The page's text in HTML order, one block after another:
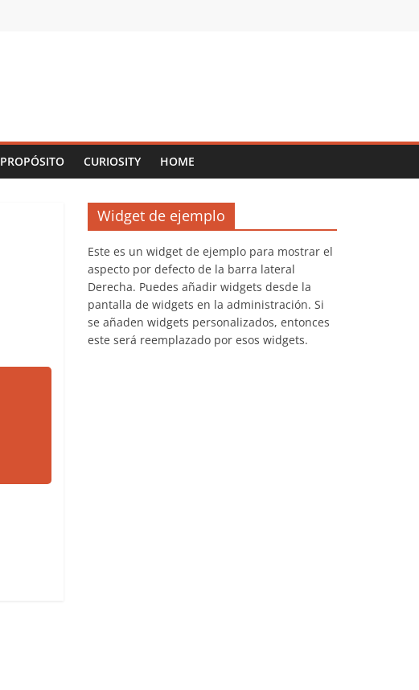
PROPÓSITO CURIOSITY HOME
Widget de ejemplo
Este es un widget de ejemplo para mostrar el
aspecto por defecto de la barra lateral
Derecha. Puedes añadir widgets desde la
pantalla de widgets en la administración. Si
se añaden widgets personalizados, entonces
este será reemplazado por esos widgets.